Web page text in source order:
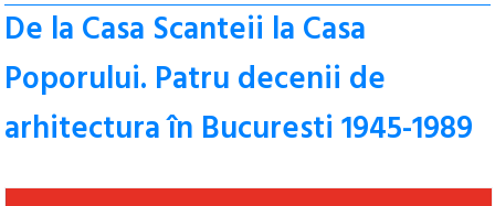
De la Casa Scanteii la Casa
Poporului. Patru decenii de
arhitectura în Bucuresti 1945-1989